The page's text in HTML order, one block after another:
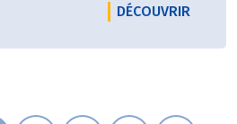
DÉCOUVRIR